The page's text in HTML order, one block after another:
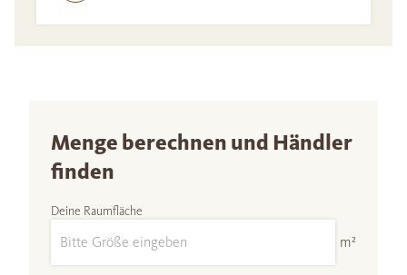
Menge berechnen und Händler
finden
Deine Raumfläche
m²